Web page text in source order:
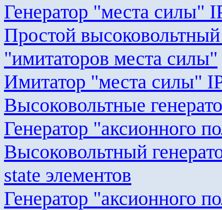
Генератор "места силы"
Простой
"имитаторов места силы"
Имитатор "места силы"
Высоковольтные
Генератор "аксионного
Высоковольтный
state элементов
Генератор "аксионного